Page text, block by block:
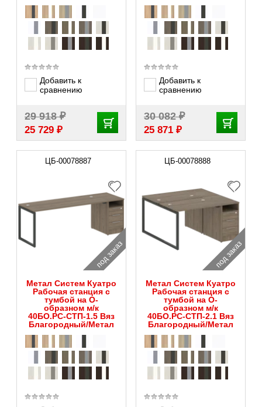
Добавить к
сравнению
29 918₽
25 729 ₽
Добавить к
сравнению
30 082₽
25 871 ₽
ЦБ-00078887
под заказ
Метал Систем Куатро
Рабочая станция с
тумбой на О-
образном м/к
40БО.РС-СТП-1.5 Вяз
Благородный/Метал
ЦБ-00078888
под заказ
Метал Систем Куатро
Рабочая станция с
тумбой на О-
образном м/к
40БО.РС-СТП-2.1 Вяз
Благородный/Метал